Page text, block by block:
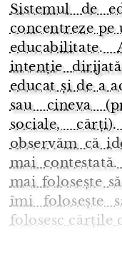
Sistemul de
concentreze
educabilitate.
intenție
educat și de a
sau cineva
sociale,
observăm că
mai
mai folosește
îmi folosește
folosesc cărțile